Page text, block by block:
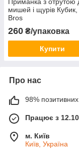
Приманка з отрутою
мишей і щурів Кубик,
Bros
260 ₴/упаковка
Купити
Про нас
98% позитивних
Працює з
м. Київ
Київ, Україна